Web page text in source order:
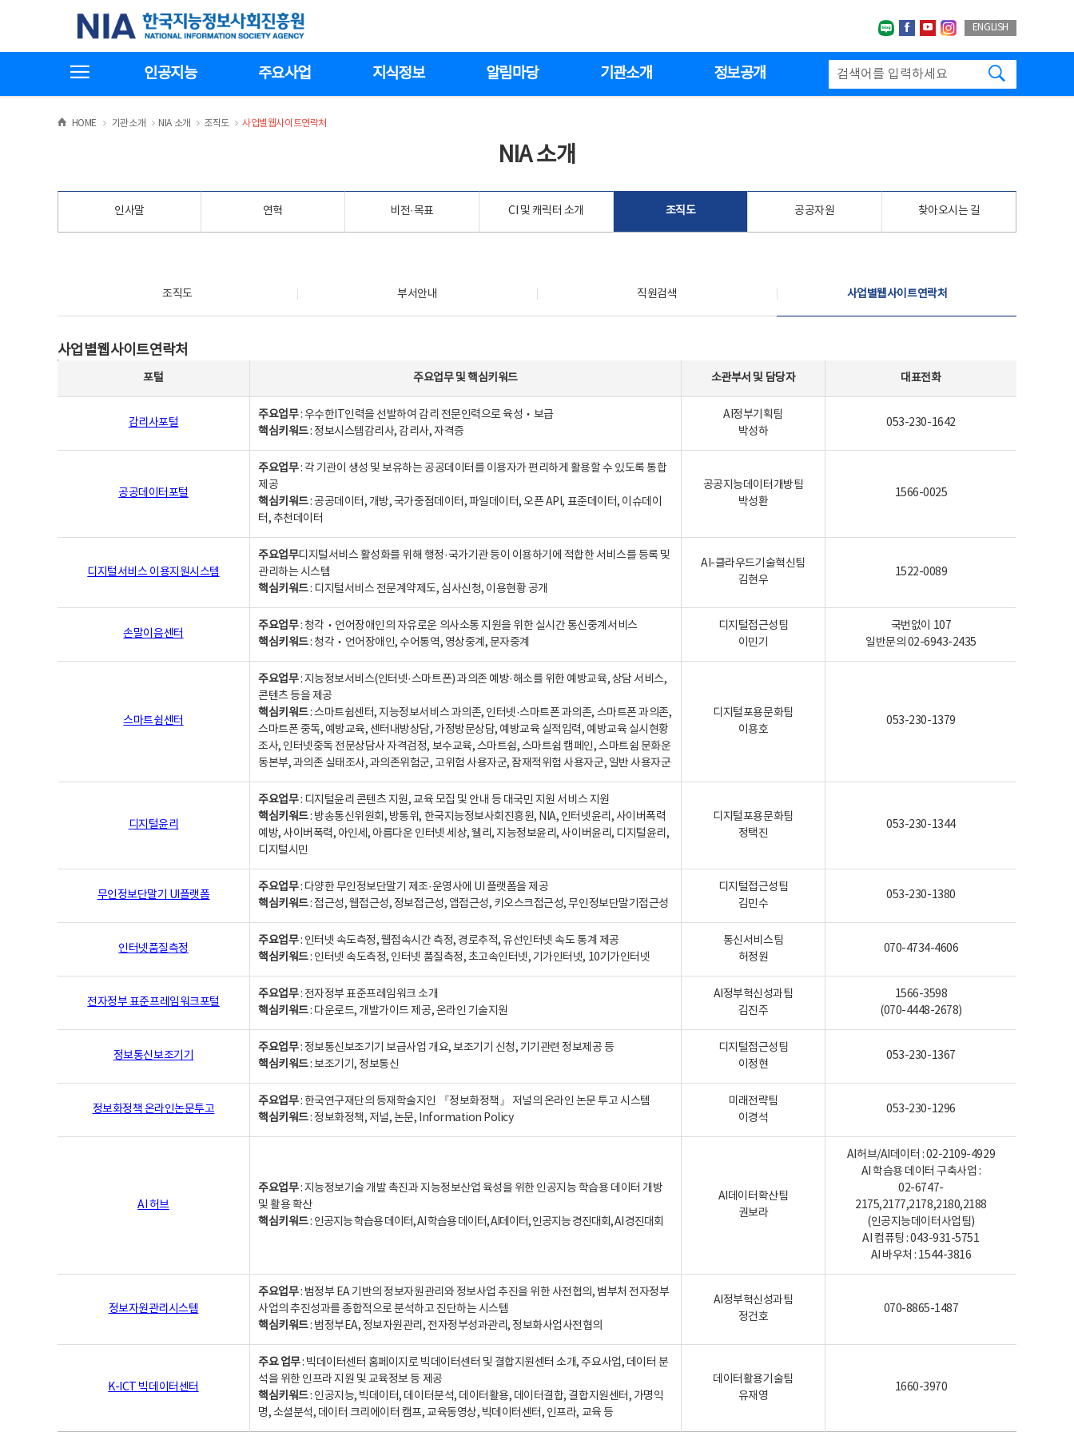
기
한국지능정보사회진흥원
네이버블로그
페이스북
유투브인스타그랩
ENGLISH
인공지능 주요사업 지식정보 알림마당 기관소개 정보공개
HOME >
기관소개 >NIA 소개 >
조직도 >
사업별웹사이트연락처
NIA 소개
인사말 연혁 비전·목표 CI 및 캐릭터 소개 조직도 공공자원 찾아오시는 길
조직도 부서안내 직원검색 사업별웹사이트연락처
사업별웹사이트연락처
포털 주요업무및핵심키워드 소관부서 및 담당자 대표전화
감리사포털
주요업무: 우수한IT인력을 선발하여 감리 전문인력으로 육성‧보급
핵심키워드: 정보시스템감리사, 감리사, 자격증
AI정부기획팀
박성하
053-230-1642
공공데이터포털
주요업무: 각 기관이 생성 및 보유하는 공공데이터를 이용자가 편리하게 활용할 수 있도록 통합
제공
핵심키워드: 공공데이터, 개방, 국가중점데이터, 파일데이터, 오픈 API, 표준데이터, 이슈데이
터, 추천데이터
공공지능데이터개방팀
박성환
1566-0025
디지털서비스 이용지원시스템
주요업무디지털서비스 활성화를 위해 행정·국가기관 등이 이용하기에 적합한 서비스를 등록 및
관리하는 시스템
핵심키워드: 디지털서비스 전문계약제도, 심사신청, 이용현황 공개
AI-클라우드기술혁신팀
김현우
1522-0089
손말이음센터
주요업무: 청각‧언어장애인의 자유로운 의사소통 지원을 위한 실시간 통신중계서비스
핵심키워드: 청각‧언어장애인, 수어통역, 영상중계, 문자중계
디지털접근성팀
이민기
국번없이 107
일반문의 02-6943-2435
스마트쉼센터
주요업무: 지능정보서비스(인터넷·스마트폰) 과의존 예방·해소를 위한 예방교육, 상담 서비스,
콘텐츠 등을 제공
핵심키워드: 스마트쉼센터, 지능정보서비스 과의존, 인터넷·스마트폰 과의존, 스마트폰 과의존,
스마트폰 중독, 예방교육, 센터내방상담, 가정방문상담, 예방교육 실적입력, 예방교육 실시현황
조사, 인터넷중독 전문상담사 자격검정, 보수교육, 스마트쉼, 스마트쉼 캠페인, 스마트쉼 문화운
동본부, 과의존 실태조사, 과의존위험군, 고위험 사용자군, 잠재적위험 사용자군, 일반 사용자군
디지털포용문화팀
이용호
053-230-1379
디지털윤리
주요업무: 디지털윤리 콘텐츠 지원, 교육 모집 및 안내 등 대국민 지원 서비스 지원
핵심키워드: 방송통신위원회, 방통위, 한국지능정보사회진흥원, NIA, 인터넷윤리, 사이버폭력
예방, 사이버폭력, 아인세, 아름다운 인터넷 세상, 웰리, 지능정보윤리, 사이버윤리, 디지털윤리,
디지털시민
디지털포용문화팀
정택진
053-230-1344
무인정보단말기 UI플랫폼
주요업무: 다양한 무인정보단말기 제조·운영사에 UI 플랫폼을 제공
핵심키워드: 접근성, 웹접근성, 정보접근성, 앱접근성, 키오스크접근성, 무인정보단말기접근성
디지털접근성팀
김민수
053-230-1380
인터넷품질측정
주요업무: 인터넷 속도측정, 웹접속시간 측정, 경로추적, 유선인터넷 속도 통계 제공
핵심키워드: 인터넷 속도측정, 인터넷 품질측정, 초고속인터넷, 기가인터넷, 10기가인터넷
통신서비스팀
허정원
070-4734-4606
전자정부 표준프레임워크포털
주요업무: 전자정부 표준프레임워크 소개
핵심키워드: 다운로드, 개발가이드 제공, 온라인 기술지원
AI정부혁신성과팀
김진주
1566-3598
(070-4448-2678)
정보통신보조기기
주요업무: 정보통신보조기기 보급사업 개요, 보조기기 신청, 기기관련 정보제공 등
핵심키워드: 보조기기, 정보통신
디지털접근성팀
이정현
053-230-1367
정보화정책 온라인논문투고
주요업무: 한국연구재단의 등재학술지인 『정보화정책』 저널의 온라인 논문 투고 시스템
핵심키워드: 정보화정책, 저널, 논문, Information Policy
미래전략팀
이경석
053-230-1296
AI 허브
주요업무: 지능정보기술 개발 촉진과 지능정보산업 육성을 위한 인공지능 학습용 데이터 개방
및 활용 확산
핵심키워드: 인공지능 학습용 데이터, AI 학습용 데이터, AI데이터, 인공지능 경진대회, AI 경진대회
AI데이터확산팀
권보라
AI허브/AI데이터 : 02-2109-4929
AI 학습용 데이터 구축사업 :
02-6747-
2175,2177,2178,2180,2188
(인공지능데이터사업팀)
AI 컴퓨팅 : 043-931-5751
AI 바우처 : 1544-3816
정보자원관리시스템
주요업무: 범정부 EA 기반의 정보자원관리와 정보사업 추진을 위한 사전협의, 범부처 전자정부
사업의 추진성과를 종합적으로 분석하고 진단하는 시스템
핵심키워드: 범정부EA, 정보자원관리, 전자정부성과관리, 정보화사업사전협의
AI정부혁신성과팀
정건호
070-8865-1487
K-ICT 빅데이터센터
주요 업무: 빅데이터센터 홈페이지로 빅데이터센터 및 결합지원센터 소개, 주요사업, 데이터 분
석을 위한 인프라 지원 및 교육정보 등 제공
핵심키워드: 인공지능, 빅데이터, 데이터분석, 데이터활용, 데이터결합, 결합지원센터, 가명익
명, 소셜분석, 데이터 크리에이터 캠프, 교육동영상, 빅데이터센터, 인프라, 교육 등
데이터활용기술팀
유재영
1660-3970